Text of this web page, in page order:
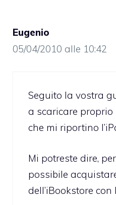
Eugenio
05/04/2010 alle 10:42
Seguito la vostra
a scaricare proprio
che mi riportino
Mi potreste dire,
possibile
dell’iBookstore